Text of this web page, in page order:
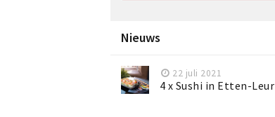
Nieuws
22 juli 2021
4 x Sushi in Etten-Leur